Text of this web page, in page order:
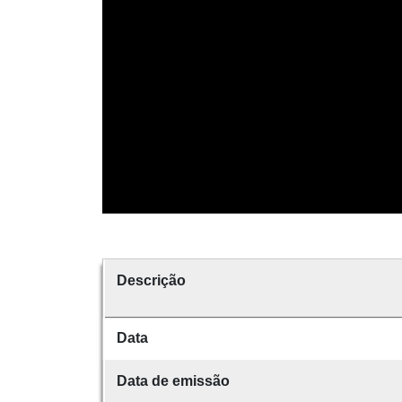
Descrição
Data
Data de emissão